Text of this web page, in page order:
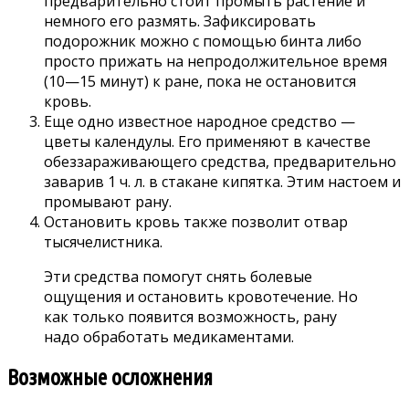
немного его размять. Зафиксировать
подорожник можно с помощью бинта либо
просто прижать на непродолжительное время
(10—15 минут) к ране, пока не остановится
кровь.
Еще одно известное народное средство —
цветы календулы. Его применяют в качестве
обеззараживающего средства, предварительно
заварив 1 ч. л. в стакане кипятка. Этим настоем и
промывают рану.
Остановить кровь также позволит отвар
тысячелистника.
Эти средства помогут снять болевые
ощущения и остановить кровотечение. Но
как только появится возможность, рану
надо обработать медикаментами.
Возможные осложнения